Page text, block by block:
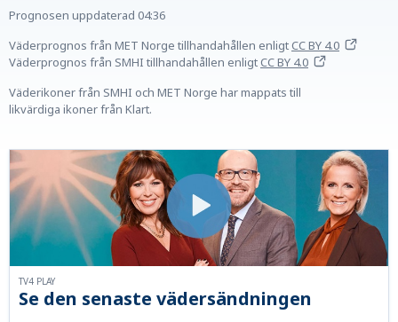
Prognosen uppdaterad 04:36
Väderprognos från MET Norge tillhandahållen enligtCC BY 4.0
Väderprognos från SMHI tillhandahållen enligtCC BY 4.0
Väderikoner från SMHI och MET Norge har mappats till
likvärdiga ikoner från Klart.
Se den senaste vädersändningen
TV4 PLAY